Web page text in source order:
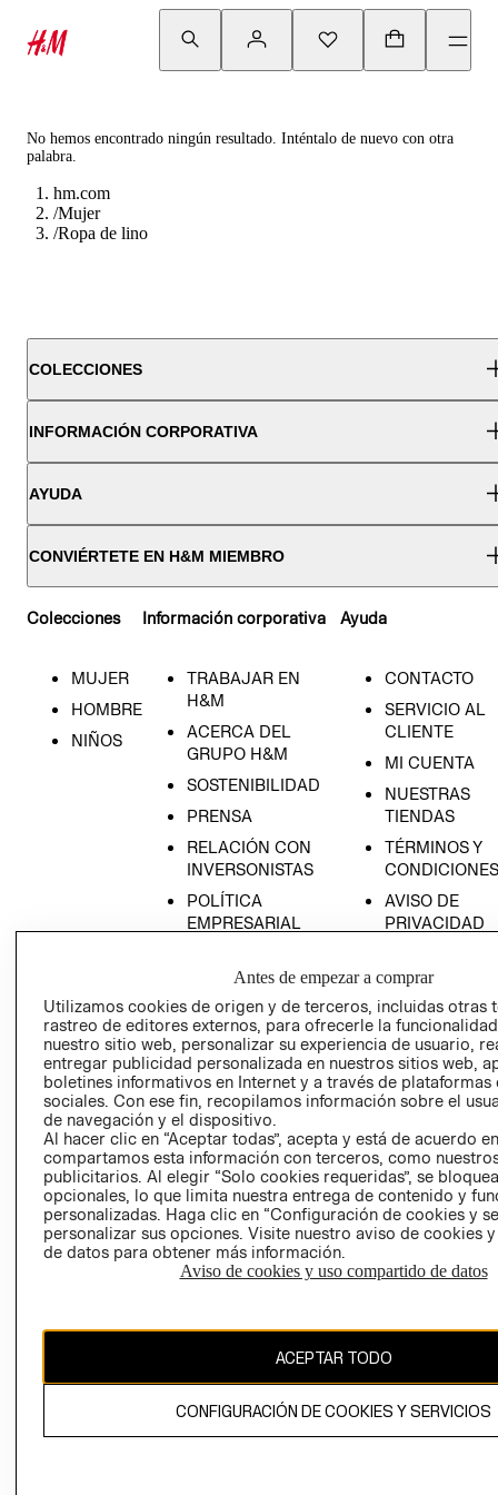
No hemos encontrado ningún resultado. Inténtalo de nuevo con otra
palabra.
hm.com
/Mujer
/Ropa de lino
COLECCIONES
INFORMACIÓN CORPORATIVA
AYUDA
CONVIÉRTETE EN H&M MIEMBRO
Colecciones
MUJER
HOMBRE
NIÑOS
Información corporativa
TRABAJAR EN
H&M
ACERCA DEL
GRUPO H&M
SOSTENIBILIDAD
PRENSA
RELACIÓN CON
INVERSONISTAS
POLÍTICA
EMPRESARIAL
Ayuda
CONTACTO
SERVICIO AL
CLIENTE
MI CUENTA
NUESTRAS
TIENDAS
TÉRMINOS Y
CONDICIONES
AVISO DE
PRIVACIDAD
AVISO DE
COOKIES
LIBRO DE
Ecuador ($)
CAMBIAR REGIÓN
El contenido de esta página web está protegido por copyright y es
Antes de empezar a comprar
Utilizamos cookies de origen y de terceros, incluidas otras
rastreo de editores externos, para ofrecerle la
nuestro sitio web, personalizar su experiencia de usuario,
entregar publicidad personalizada en nuestros sitios web,
boletines informativos en Internet y a través de plataformas
sociales. Con ese fin, recopilamos información sobre el
de navegación y el dispositivo.
Al hacer clic en “Aceptar todas”, acepta y está de acuerdo
compartamos esta información con terceros, como
publicitarios. Al elegir “Solo cookies requeridas”, se
opcionales, lo que limita nuestra entrega de contenido y
personalizadas. Haga clic en “Configuración de cookies y
personalizar sus opciones. Visite nuestro aviso de cookies
de datos para obtener más información.
Aviso de cookies y uso compartido de datos
ACEPTAR TODO
CONFIGURACIÓN DE COOKIES Y SERVICIOS